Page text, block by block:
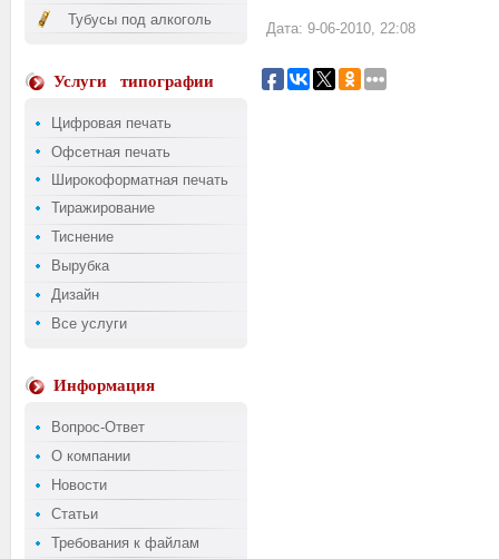
Тубусы под алкоголь
Услуги типографии
Цифровая печать
Офсетная печать
Широкоформатная печать
Тиражирование
Тиснение
Вырубка
Дизайн
Все услуги
Информация
Вопрос-Ответ
О компании
Новости
Статьи
Требования к файлам
Дата: 9-06-2010, 22:08